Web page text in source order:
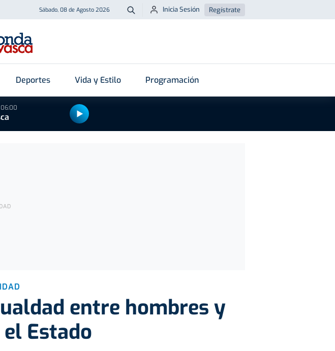
Sábado, 08 de Agosto 2026 Buscar
Inicia Sesión Regístrate
Deportes Vida y Estilo Programación
entre hombres y
Estado